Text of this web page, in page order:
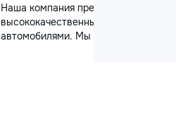
Наша компания предлагает
высококачественный уход за
автомобилями. Мы предоставляем